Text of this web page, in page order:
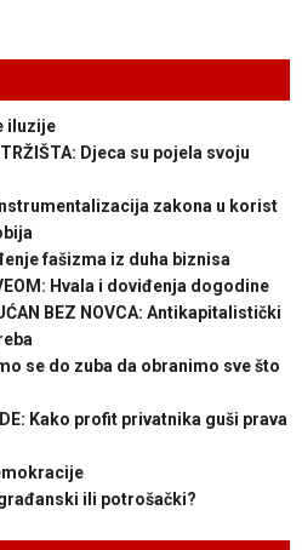
iluzije
TRŽIŠTA: Djeca su pojela svoju
Instrumentalizacija zakona u korist
fašizma iz duha biznisa
Hvala i doviđenja dogodine
BEZ NOVCA: Antikapitalistički
se do zuba da obranimo sve što
Kako profit privatnika guši prava
građanski ili potrošački?